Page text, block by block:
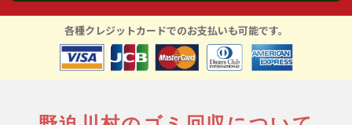
各種クレジットカードでのお支払いも可能です。